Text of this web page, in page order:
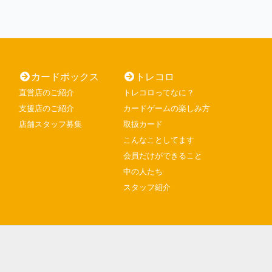
カードボックス
直営店のご紹介
支援店のご紹介
店舗スタッフ募集
トレコロ
トレコロってなに？
カードゲームの楽しみ方
取扱カード
こんなことしてます
会員だけができること
中の人たち
スタッフ紹介